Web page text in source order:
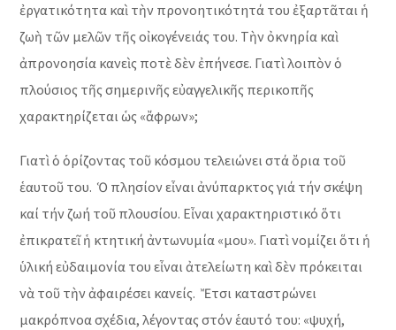
ἐργατικότητα καὶ τὴν προνοητικότητά του ἐξαρτᾶται ἡ
ζωὴ τῶν μελῶν τῆς οἰκογένειάς του. Τὴν ὀκνηρία καὶ
ἀπρονοησία κανεὶς ποτὲ δὲν ἐπήνεσε. Γιατὶ λοιπὸν ὁ
πλούσιος τῆς σημερινῆς εὐαγγελικῆς περικοπῆς
χαρακτηρίζεται ὡς «ἄφρων»;
Γιατὶ ὁ ὁρίζοντας τοῦ κόσμου τελειώνει στά ὄρια τοῦ
ἑαυτοῦ του. Ὁ πλησίον εἶναι ἀνύπαρκτος γιά τήν σκέψη
καί τήν ζωή τοῦ πλουσίου. Εἶναι χαρακτηριστικό ὅτι
ἐπικρατεῖ ἡ κτητική ἀντωνυμία «μου». Γιατὶ νομίζει ὅτι ἡ
ὑλική εὐδαιμονία του εἶναι ἀτελείωτη καὶ δὲν πρόκειται
νὰ τοῦ τὴν ἀφαιρέσει κανείς. Ἔτσι καταστρώνει
μακρόπνοα σχέδια, λέγοντας στόν ἑαυτό του: «ψυχή,